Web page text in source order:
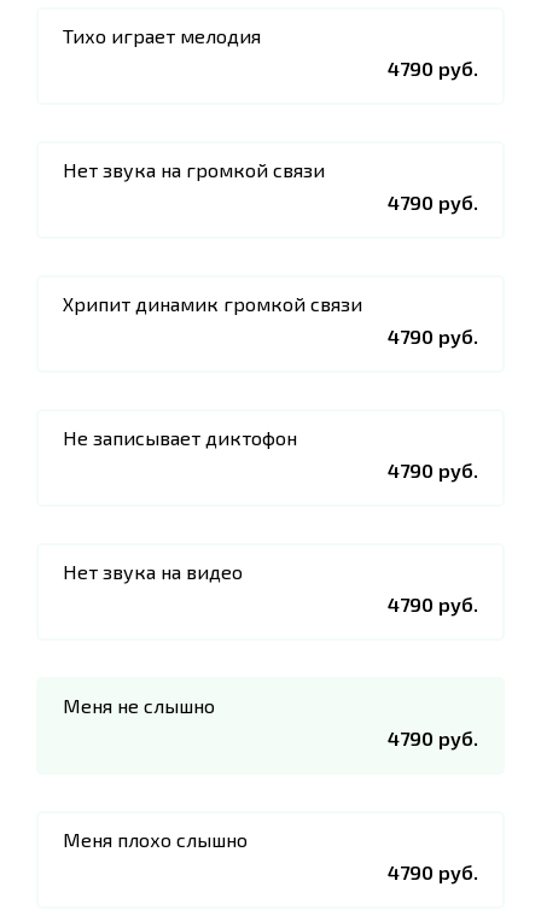
Тихо играет мелодия
4790 руб.
Нет звука на громкой связи
4790 руб.
Хрипит динамик громкой связи
4790 руб.
Не записывает диктофон
4790 руб.
Нет звука на видео
4790 руб.
Меня не слышно
4790 руб.
Меня плохо слышно
4790 руб.